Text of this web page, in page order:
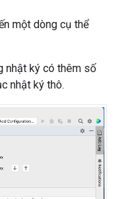
một dòng cụ thể
nhật ký có thêm số
nhật ký thô.